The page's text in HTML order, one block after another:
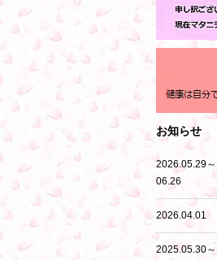
お知らせ
2026.05.29～
06.26
2026.04.01
2025.05.30～